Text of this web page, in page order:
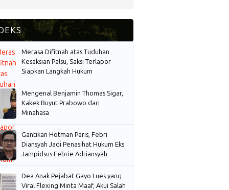
Merasa Difitnah atas Tuduhan
Kesaksian Palsu, Saksi Terlapor
Siapkan Langkah Hukum
Mengenal Benjamin Thomas Sigar,
Kakek Buyut Prabowo dari
Minahasa
Gantikan Hotman Paris, Febri
Diansyah Jadi Penasihat Hukum Eks
Jampidsus Febrie Adriansyah
Dea Anak Pejabat Gayo Lues yang
Viral Flexing Minta Maaf, Akui Salah